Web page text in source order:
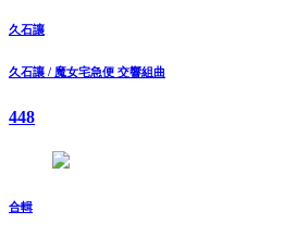
久石讓
久石讓 / 魔女宅急便 交響組曲
448
合輯